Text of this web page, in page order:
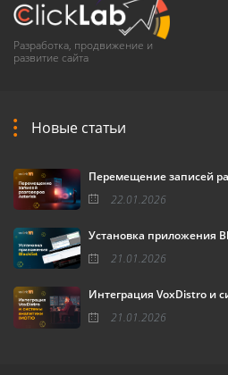
Разработка, продвижение и
развитие сайта
Новые статьи
Перемещение записей
22.01.2026
Установка приложения
21.01.2026
Интеграция VoxDistro и
21.01.2026